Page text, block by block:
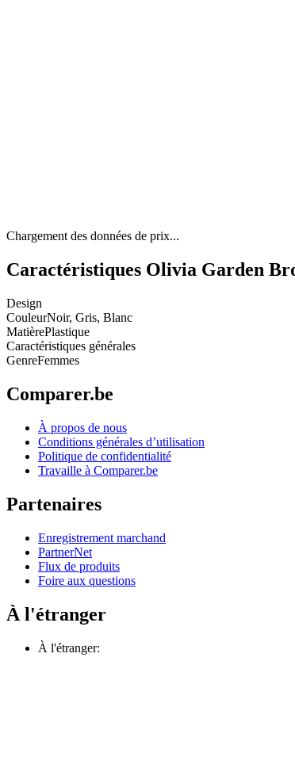
Chargement des données de prix...
Caractéristiques Olivia Garden
Design
CouleurNoir, Gris, Blanc
MatièrePlastique
Caractéristiques générales
GenreFemmes
Comparer.be
À propos de nous
Conditions générales d’utilisation
Politique de confidentialité
Travaille à Comparer.be
Partenaires
Enregistrement marchand
PartnerNet
Flux de produits
Foire aux questions
À l'étranger
À l'étranger: